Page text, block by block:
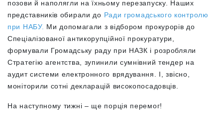
позови й наполягли на їхньому перезапуску. Наших
представників обирали до Ради громадського контролю
при НАБУ. Ми допомагали з відбором прокурорів до
Спеціалізованої антикорупційної прокуратури,
формували Громадську раду при НАЗК і розробляли
Стратегію агентства, зупинили сумнівний тендер на
аудит системи електронного врядування. І, звісно,
моніторили сотні декларацій високопосадовців.
На наступному тижні – ще порція перемог!